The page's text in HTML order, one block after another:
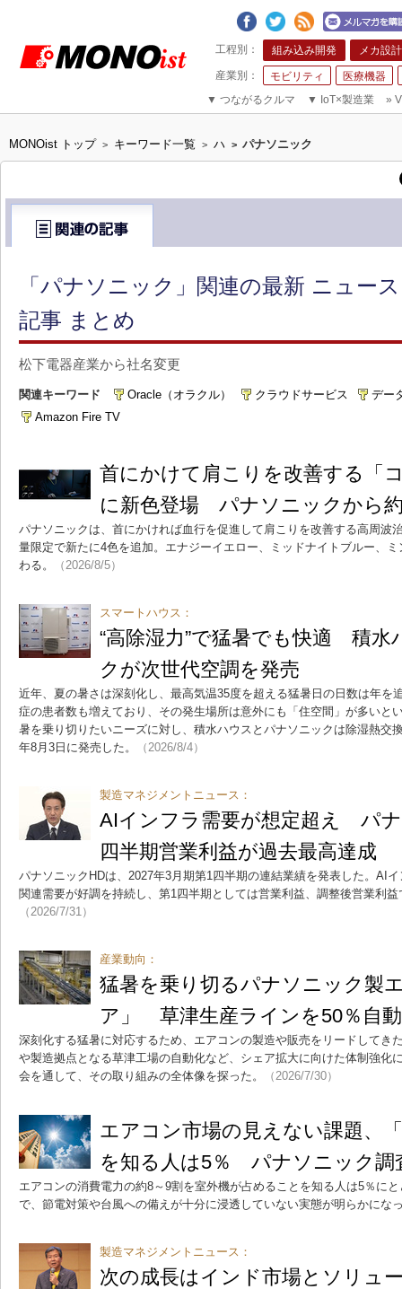
組み込み開発 メカ設計
モビリティ
医療機器
▼ つながるクルマ ▼ IoT×製造業 »
MONOist トップ > キーワード一覧 > ハ > パナソニック
「パナソニック」関連の最新 ニュー
記事 まとめ
松下電器産業から社名変更
関連キーワード Oracle（オラクル） クラウドサービス
デー
Amazon Fire TV
首にかけて肩こりを改善する「
に新色登場 パナソニックから
パナソニックは、首にかければ血行を促進して肩こりを改善する高周波
量限定で新たに4色を追加。エナジーイエロー、ミッドナイトブルー、
わる。
（2026/8/5）
スマートハウス：
“高除湿力”で猛暑でも快適 積水
クが次世代空調を発売
近年、夏の暑さは深刻化し、最高気温35度を超える猛暑日の日数は年を
症の患者数も増えており、その発生場所は意外にも「住空間」が多いと
暑を乗り切りたいニーズに対し、積水ハウスとパナソニックは除湿熱交
年8月3日に発売した。
（2026/8/4）
製造マネジメントニュース：
AIインフラ需要が想定超え パ
四半期営業利益が過去最高達成
パナソニックHDは、2027年3月期第1四半期の連結業績を発表した。AI
関連需要が好調を持続し、第1四半期としては営業利益、調整後営業利
（2026/7/31）
産業動向：
猛暑を乗り切るパナソニック製
ア」 草津生産ラインを50％自
深刻化する猛暑に対応するため、エアコンの製造や販売をリードしてき
や製造拠点となる草津工場の自動化など、シェア拡大に向けた体制強化
会を通して、その取り組みの全体像を探った。
（2026/7/30）
エアコン市場の見えない課題、
を知る人は5％ パナソニック調
エアコンの消費電力の約8～9割を室外機が占めることを知る人は5％に
で、節電対策や台風への備えが十分に浸透していない実態が明らかにな
製造マネジメントニュース：
次の成長はインド市場とソリュ